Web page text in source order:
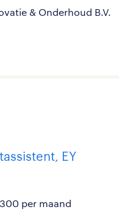
& Onderhoud B.V.
EY
per maand